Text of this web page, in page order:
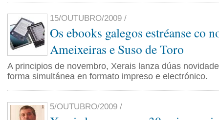
15/OUTUBRO/2009 /
Os ebooks galegos estréanse co
Ameixeiras e Suso de Toro
A principios de novembro, Xerais lanza dúas
forma simultánea en formato impreso e electrónico.
5/OUTUBRO/2009 /